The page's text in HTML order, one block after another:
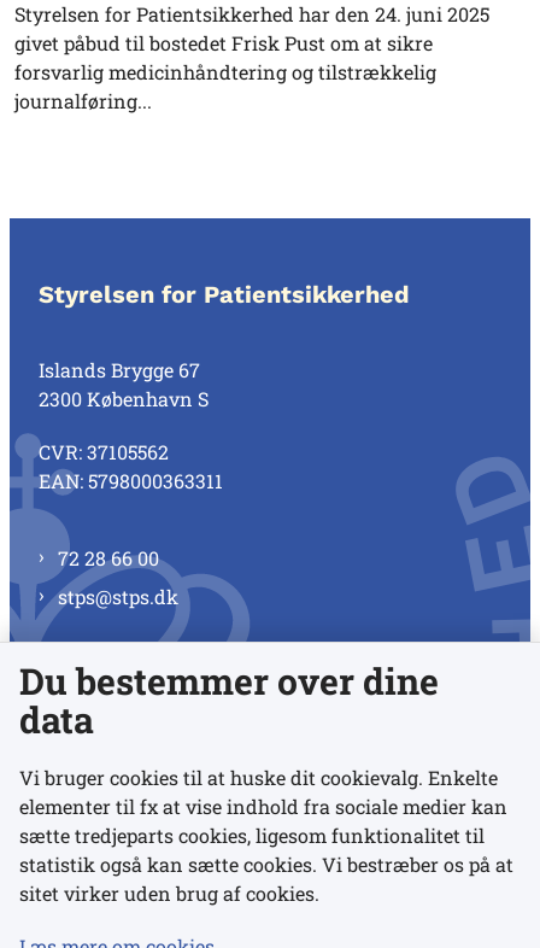
Styrelsen for Patientsikkerhed har den 24. juni 2025
givet påbud til bostedet Frisk Pust om at sikre
forsvarlig medicinhåndtering og tilstrækkelig
journalføring...
Styrelsen for Patientsikkerhed
Islands Brygge 67
2300 København S
CVR: 37105562
EAN: 5798000363311
72 28 66 00
stps@stps.dk
Se alle kontaktnumre
Links
Udgivelser
Tilgængelighedserklæring
Du bestemmer over dine
data
Vi bruger cookies til at huske dit cookievalg. Enkelte
elementer til fx at vise indhold fra sociale medier kan
sætte tredjeparts cookies, ligesom funktionalitet til
statistik også kan sætte cookies. Vi bestræber os på at
sitet virker uden brug af cookies.